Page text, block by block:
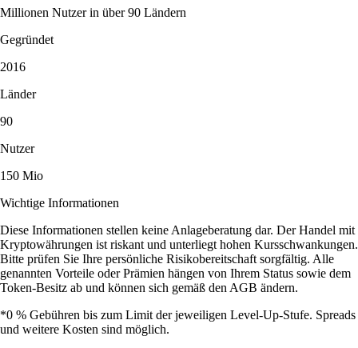
Millionen Nutzer in über 90 Ländern
Gegründet
2016
Länder
90
Nutzer
150 Mio
Wichtige Informationen
Diese Informationen stellen keine Anlageberatung dar. Der Handel mit
Kryptowährungen ist riskant und unterliegt hohen Kursschwankungen.
Bitte prüfen Sie Ihre persönliche Risikobereitschaft sorgfältig. Alle
genannten Vorteile oder Prämien hängen von Ihrem Status sowie dem
Token-Besitz ab und können sich gemäß den AGB ändern.
*0 % Gebühren bis zum Limit der jeweiligen Level-Up-Stufe. Spreads
und weitere Kosten sind möglich.